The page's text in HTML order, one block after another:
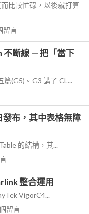
比較忙碌，以後就打算
留言
不斷線 — 把「當下
(G5)。G3 講了 CL...
布，其中表格無障
的結構，其...
整合運用
VigorC4...
留言